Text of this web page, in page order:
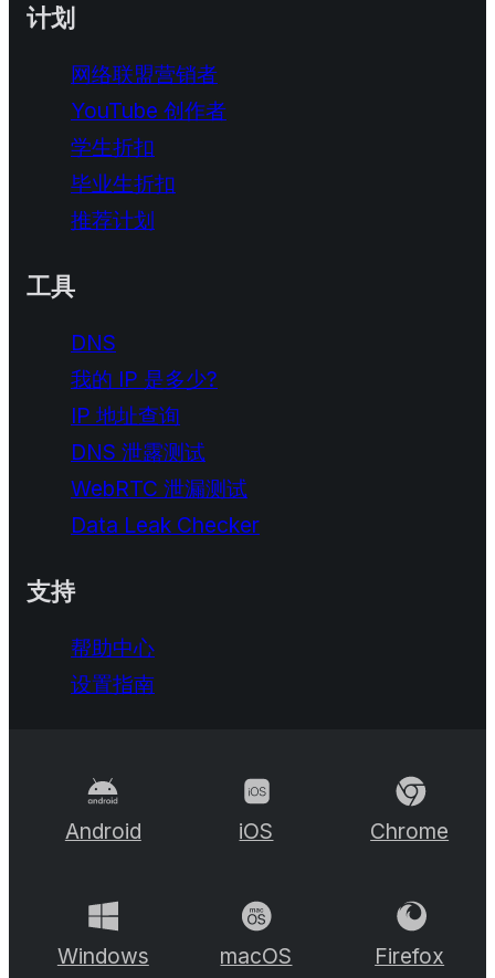
计划
网络联盟营销者
YouTube 创作者
学生折扣
毕业生折扣
推荐计划
工具
DNS
我的 IP 是多少?
IP 地址查询
DNS 泄露测试
WebRTC 泄漏测试
Data Leak Checker
支持
帮助中心
设置指南
Android iOS Chrome
Windows macOS Firefox